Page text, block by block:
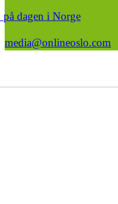
dagen i Norge
media@onlineoslo.com